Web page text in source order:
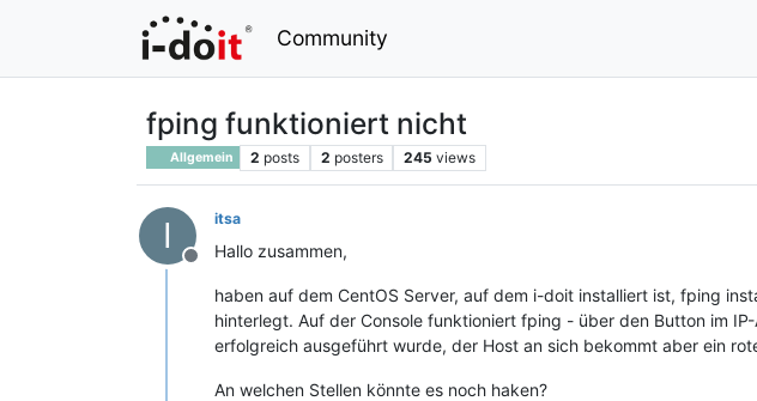
Community
fping funktioniert nicht
Allgemein 2 posts 2 posters 245 views
I
Offline
itsa
Hallo zusammen,
haben auf dem CentOS Server, auf dem i-doit installiert ist, fping
hinterlegt. Auf der Console funktioniert fping - über den Button im
erfolgreich ausgeführt wurde, der Host an sich bekommt aber ein
An welchen Stellen könnte es noch haken?